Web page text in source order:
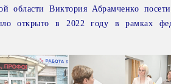
области Виктория Абрамченко
открыто в 2022 году в рамках